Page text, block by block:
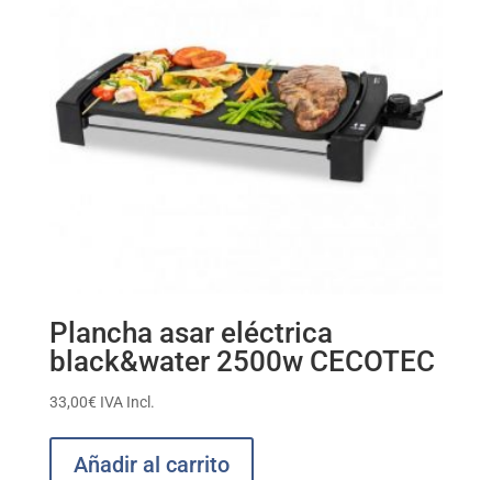
Plancha asar eléctrica
black&water 2500w CECOTEC
33,00€ IVA Incl.
Añadir al carrito